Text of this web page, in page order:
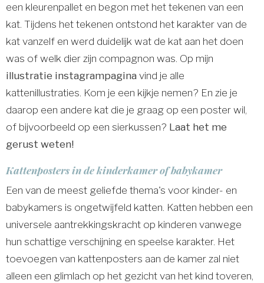
een kleurenpallet en begon met het tekenen van een
kat. Tijdens het tekenen ontstond het karakter van de
kat vanzelf en werd duidelijk wat de kat aan het doen
was of welk dier zijn compagnon was. Op mijn
illustratie instagrampaginavind je alle
kattenillustraties. Kom je een kijkje nemen? En zie je
daarop een andere kat die je graag op een poster wil,
of bijvoorbeeld op een sierkussen? Laat het me
gerust weten!
Kattenposters in de kinderkamer of babykamer
Een van de meest geliefde thema's voor kinder- en
babykamers is ongetwijfeld katten. Katten hebben een
universele aantrekkingskracht op kinderen vanwege
hun schattige verschijning en speelse karakter. Het
toevoegen van kattenposters aan de kamer zal niet
alleen een glimlach op het gezicht van het kind toveren,